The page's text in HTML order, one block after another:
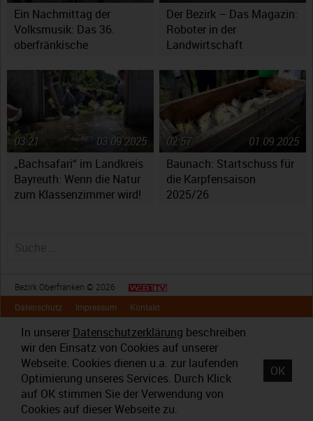
Ein Nachmittag der
Volksmusik: Das 36.
oberfränkische
Ebensfeld
Der Bezirk – Das Magazin:
Roboter in der
Landwirtschaft
„Bachsafari“ im Landkreis
Bayreuth: Wenn die Natur
zum Klassenzimmer wird!
03.09.2025
03:21
Baunach: Startschuss für
die Karpfensaison
2025/26
01.09.2025
02:57
Bezirk Oberfranken © 2026
Datenschutz
Impressum Kontakt
In unserer Datenschutzerklärung beschreiben
wir den Einsatz von Cookies auf unserer
Webseite. Cookies dienen u.a. zur laufenden
Optimierung unseres Services. Durch Klick
auf OK stimmen Sie der Verwendung von
Cookies auf dieser Webseite zu.
OK